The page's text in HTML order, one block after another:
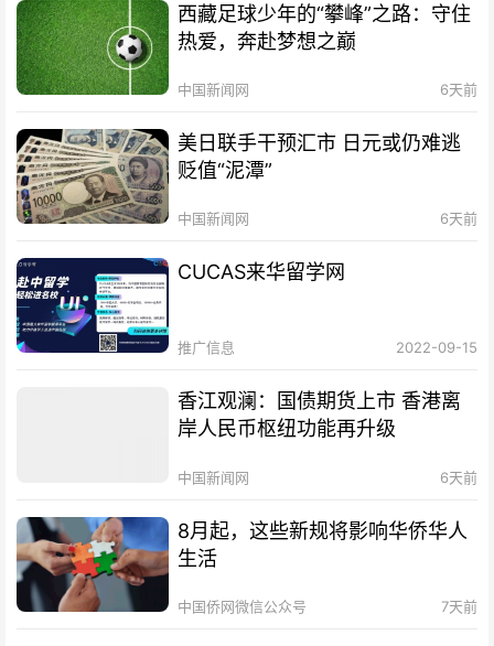
西藏足球少年的“攀峰”之路：守住
热爱，奔赴梦想之巅
中国新闻网 6天前
美日联手干预汇市 日元或仍难逃
贬值“泥潭”
中国新闻网 6天前
CUCAS来华留学网
推广信息 2022-09-15
香江观澜：国债期货上市 香港离
岸人民币枢纽功能再升级
中国新闻网 6天前
8月起，这些新规将影响华侨华人
生活
中国侨网微信公众号 7天前